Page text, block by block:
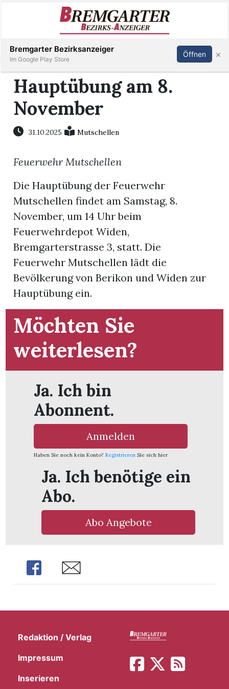
Immobilien
Veranstaltungen
Stellen
E-
Paper
Newsletter
App
Bremgarten
Inserieren Abonnieren Anmelden
Hauptübung am 8.
November
31.10.2025 Mutschellen
Feuerwehr Mutschellen
Die Hauptübung der Feuerwehr
Mutschellen findet am Samstag, 8.
November, um 14 Uhr beim
Feuerwehrdepot Widen,
Bremgarterstrasse 3, statt. Die
Feuerwehr Mutschellen lädt die
Bevölkerung von Berikon und Widen zur
Hauptübung ein.
Möchten Sie
weiterlesen?
Ja. Ich bin
Abonnent.
Anmelden
Haben Sie noch kein Konto? Registrieren Sie sich hier
Ja. Ich benötige ein
Abo.
Abo Angebote
Share Share
Redaktion / Verlag
Impressum
Inserieren
Bremgarter Bezirksanzeiger
Im Google Play Store
Öffnen ×